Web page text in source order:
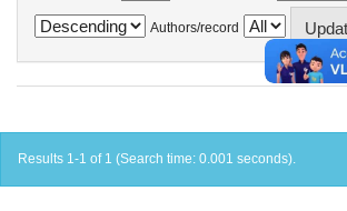
Authors/record
Results 1-1 of 1 (Search time: 0.001 seconds).